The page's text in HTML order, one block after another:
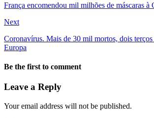
França encomendou mil milhões de máscaras à
Next
Coronavírus. Mais de 30 mil mortos, dois terços
Europa
Be the first to comment
Leave a Reply
Your email address will not be published.